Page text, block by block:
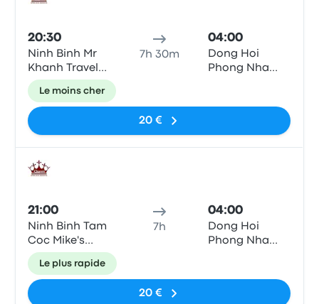
20:30
Ninh Binh Mr
Khanh Travel
Agency
7h 30m
04:00
Dong Hoi
Phong Nha
Le moins cher
20 €
21:00
Ninh Binh Tam
Coc Mike's
Travel Agency
7h
04:00
Dong Hoi
Phong Nha
Le plus rapide
20 €